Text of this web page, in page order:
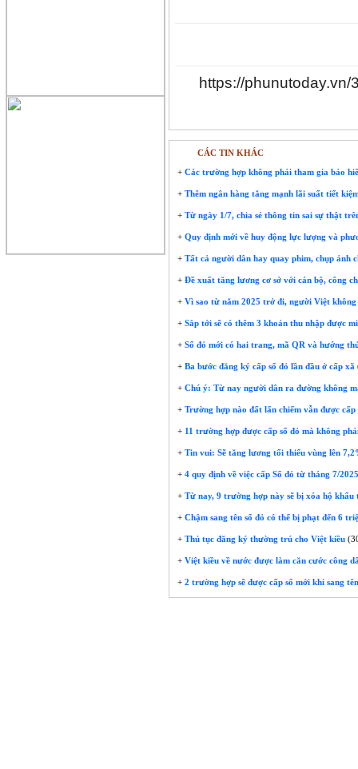
https://
CÁC TIN KHÁC
+ Các trường hợp không phải tham gia bảo
+ Thêm ngân hàng tăng mạnh lãi suất tiết
+ Từ ngày 1/7, chia sẻ thông tin sai sự thật
+ Quy định mới về huy động lực lượng và
+ Tất cả người dân hay quay phim, chụp ảnh
+ Đề xuất tăng lương cơ sở với cán bộ, công
+ Vì sao từ năm 2025 trở đi, người Việt
+ Sắp tới sẽ có thêm 3 khoản thu nhập được
+ Sổ đỏ mới có hai trang, mã QR và hướng
+ Ba bước đăng ký cấp sổ đỏ lần đầu ở cấp xã
+ Chú ý: Từ nay người dân ra đường không
+ Trường hợp nào đất lấn chiếm vẫn được cấp
+ 11 trường hợp được cấp sổ đỏ mà không
+ Tin vui: Sẽ tăng lương tối thiểu vùng lên
+ 4 quy định về việc cấp Sổ đỏ từ tháng 7/
+ Từ nay, 9 trường hợp này sẽ bị xóa hộ
+ Chậm sang tên sổ đỏ có thể bị phạt đến 6
+ Thủ tục đăng ký thường trú cho Việt kiều
+ Việt kiều về nước được làm căn cước công
+ 2 trường hợp sẽ được cấp sổ mới khi sang